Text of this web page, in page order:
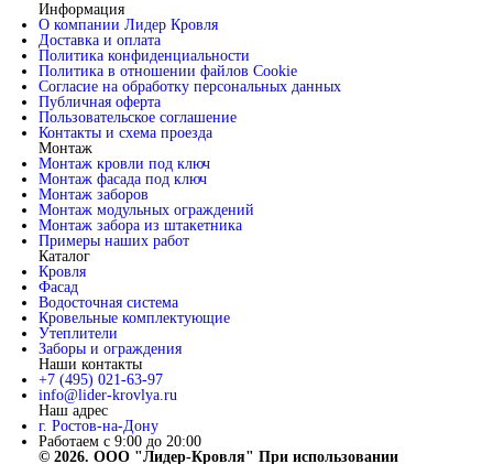
Информация
О компании Лидер Кровля
Доставка и оплата
Политика конфиденциальности
Политика в отношении файлов Cookie
Согласие на обработку персональных данных
Публичная оферта
Пользовательское соглашение
Контакты и схема проезда
Монтаж
Монтаж кровли под ключ
Монтаж фасада под ключ
Монтаж заборов
Монтаж модульных ограждений
Монтаж забора из штакетника
Примеры наших работ
Каталог
Кровля
Фасад
Водосточная система
Кровельные комплектующие
Утеплители
Заборы и ограждения
Наши контакты
+7 (495) 021-63-97
info@lider-krovlya.ru
Наш адрес
г. Ростов-на-Дону
Работаем с 9:00 до 20:00
© 2026. ООО "Лидер-Кровля" При использовании